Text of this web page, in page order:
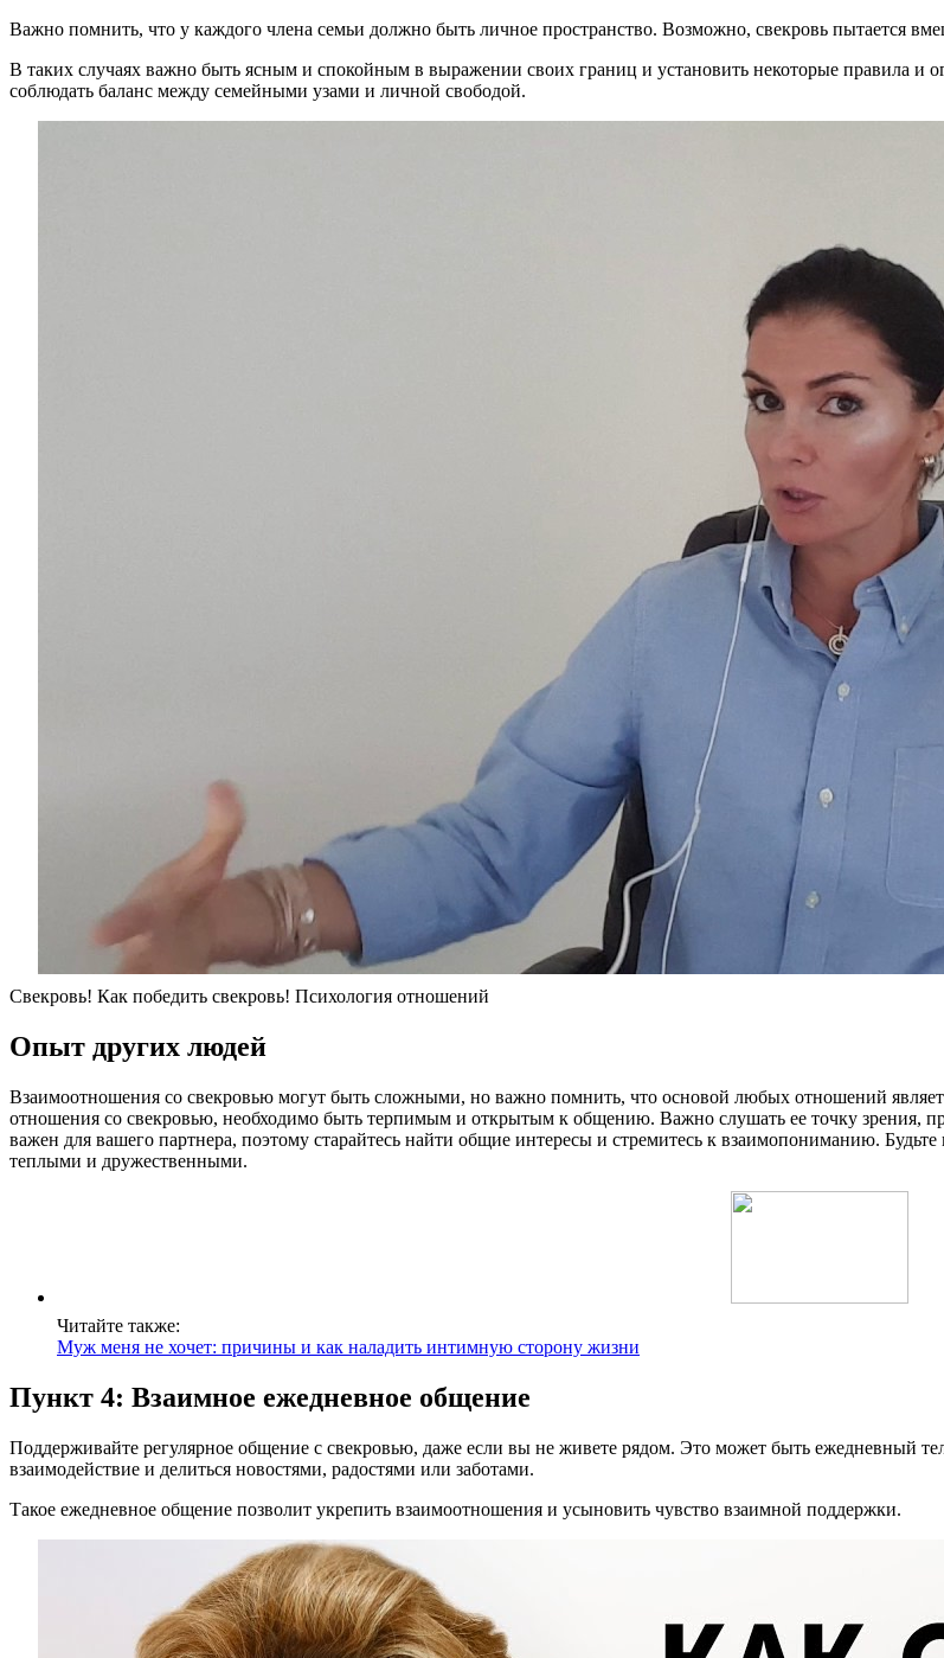
Важно помнить, что у каждого члена семьи должно быть личное пространство. Возможно, свекровь пытается
В таких случаях важно быть ясным и спокойным в выражении своих границ и установить некоторые правила и
соблюдать баланс между семейными узами и личной свободой.
Свекровь! Как победить свекровь! Психология отношений
Опыт других людей
Взаимоотношения со свекровью могут быть сложными, но важно помнить, что основой любых отношений
отношения со свекровью, необходимо быть терпимым и открытым к общению. Важно слушать ее точку зрения,
важен для вашего партнера, поэтому старайтесь найти общие интересы и стремитесь к взаимопониманию.
теплыми и дружественными.
Читайте также:
Муж меня не хочет: причины и как наладить интимную сторону жизни
Пункт 4: Взаимное ежедневное общение
Поддерживайте регулярное общение с свекровью, даже если вы не живете рядом. Это может быть ежедневный
взаимодействие и делиться новостями, радостями или заботами.
Такое ежедневное общение позволит укрепить взаимоотношения и усыновить чувство взаимной поддержки.